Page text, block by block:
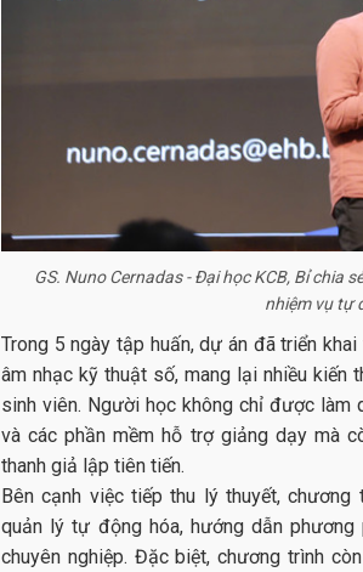
GS. Nuno Cernadas - Đại học KCB, Bỉ chia
nhiệm vụ tự
Trong 5 ngày tập huấn, dự án đã triển
âm nhạc kỹ thuật số, mang lại nhiều kiến
sinh viên. Người học không chỉ được
và các phần mềm hỗ trợ giảng dạy mà
thanh giả lập tiên tiến.
Bên cạnh việc tiếp thu lý thuyết,
quản lý tự động hóa, hướng dẫn
chuyên nghiệp. Đặc biệt, chương trình